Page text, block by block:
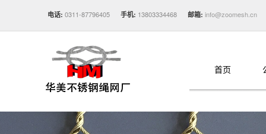
电话: 0311-87796405 手机: 13803334468 邮箱: info@zoomesh.cn
首页